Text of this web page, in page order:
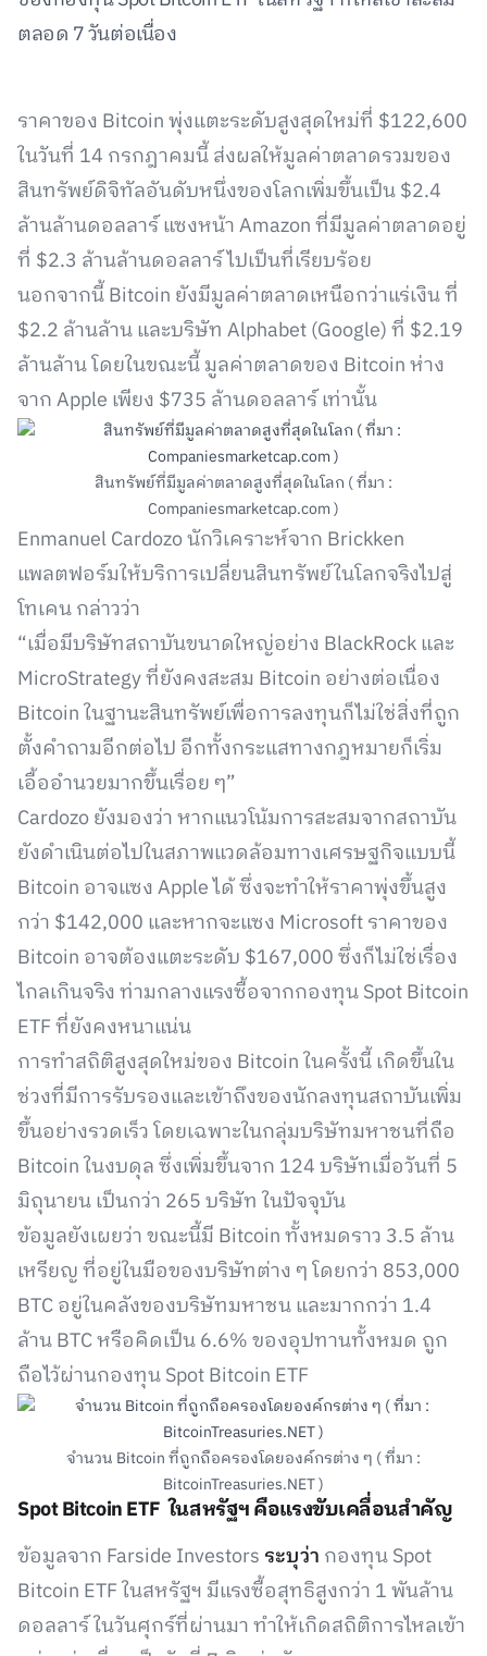
ตลอด 7 วันต่อเนื่อง
ราคาของ Bitcoin พุ่งแตะระดับสูงสุดใหม่ที่ $122,600
ในวันที่ 14 กรกฎาคมนี้ ส่งผลให้มูลค่าตลาดรวมของ
สินทรัพย์ดิจิทัลอันดับหนึ่งของโลกเพิ่มขึ้นเป็น $2.4
ล้านล้านดอลลาร์ แซงหน้า Amazon ที่มีมูลค่าตลาดอยู่
ที่ $2.3 ล้านล้านดอลลาร์ ไปเป็นที่เรียบร้อย
นอกจากนี้ Bitcoin ยังมีมูลค่าตลาดเหนือกว่าแร่เงิน ที่
$2.2 ล้านล้าน และบริษัท Alphabet (Google) ที่ $2.19
ล้านล้าน โดยในขณะนี้ มูลค่าตลาดของ Bitcoin ห่าง
จาก Apple เพียง $735 ล้านดอลลาร์ เท่านั้น
สินทรัพย์ที่มีมูลค่าตลาดสูงที่สุดในโลก ( ที่มา :
Companiesmarketcap.com )
Enmanuel Cardozo นักวิเคราะห์จาก Brickken
แพลตฟอร์มให้บริการเปลี่ยนสินทรัพย์ในโลกจริงไปสู่
โทเคน กล่าวว่า
“เมื่อมีบริษัทสถาบันขนาดใหญ่อย่าง BlackRock และ
MicroStrategy ที่ยังคงสะสม Bitcoin อย่างต่อเนื่อง
Bitcoin ในฐานะสินทรัพย์เพื่อการลงทุนก็ไม่ใช่สิ่งที่ถูก
ตั้งคำถามอีกต่อไป อีกทั้งกระแสทางกฎหมายก็เริ่ม
เอื้ออำนวยมากขึ้นเรื่อย ๆ”
Cardozo ยังมองว่า หากแนวโน้มการสะสมจากสถาบัน
ยังดำเนินต่อไปในสภาพแวดล้อมทางเศรษฐกิจแบบนี้
Bitcoin อาจแซง Apple ได้ ซึ่งจะทำให้ราคาพุ่งขึ้นสูง
กว่า $142,000 และหากจะแซง Microsoft ราคาของ
Bitcoin อาจต้องแตะระดับ $167,000 ซึ่งก็ไม่ใช่เรื่อง
ไกลเกินจริง ท่ามกลางแรงซื้อจากกองทุน Spot Bitcoin
ETF ที่ยังคงหนาแน่น
การทำสถิติสูงสุดใหม่ของ Bitcoin ในครั้งนี้ เกิดขึ้นใน
ช่วงที่มีการรับรองและเข้าถึงของนักลงทุนสถาบันเพิ่ม
ขึ้นอย่างรวดเร็ว โดยเฉพาะในกลุ่มบริษัทมหาชนที่ถือ
Bitcoin ในงบดุล ซึ่งเพิ่มขึ้นจาก 124 บริษัทเมื่อวันที่ 5
มิถุนายน เป็นกว่า 265 บริษัท ในปัจจุบัน
ข้อมูลยังเผยว่า ขณะนี้มี Bitcoin ทั้งหมดราว 3.5 ล้าน
เหรียญ ที่อยู่ในมือของบริษัทต่าง ๆ โดยกว่า 853,000
BTC อยู่ในคลังของบริษัทมหาชน และมากกว่า 1.4
ล้าน BTC หรือคิดเป็น 6.6% ของอุปทานทั้งหมด ถูก
ถือไว้ผ่านกองทุน Spot Bitcoin ETF
จำนวน Bitcoin ที่ถูกถือครองโดยองค์กรต่าง ๆ ( ที่มา :
BitcoinTreasuries.NET )
Spot Bitcoin ETF ในสหรัฐฯ คือแรงขับเคลื่อนสำคัญ
ข้อมูลจาก Farside Investors ระบุว่า กองทุน Spot
Bitcoin ETF ในสหรัฐฯ มีแรงซื้อสุทธิสูงกว่า 1 พันล้าน
ดอลลาร์ ในวันศุกร์ที่ผ่านมา ทำให้เกิดสถิติการไหลเข้า